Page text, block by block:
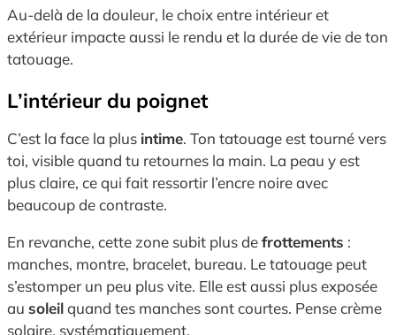
Au-delà de la douleur, le choix entre intérieur et
extérieur impacte aussi le rendu et la durée de vie de ton
tatouage.
L’intérieur du poignet
C’est la face la plus intime. Ton tatouage est tourné vers
toi, visible quand tu retournes la main. La peau y est
plus claire, ce qui fait ressortir l’encre noire avec
beaucoup de contraste.
En revanche, cette zone subit plus defrottements :
manches, montre, bracelet, bureau. Le tatouage peut
s’estomper un peu plus vite. Elle est aussi plus exposée
au soleilquand tes manches sont courtes. Pense crème
solaire, systématiquement.